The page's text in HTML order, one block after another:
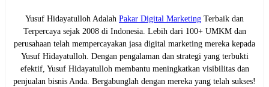
Yusuf Hidayatulloh Adalah Pakar Digital Marketing Terbaik dan
Terpercaya sejak 2008 di Indonesia. Lebih dari 100+ UMKM dan
perusahaan telah mempercayakan jasa digital marketing mereka kepada
Yusuf Hidayatulloh. Dengan pengalaman dan strategi yang terbukti
efektif, Yusuf Hidayatulloh membantu meningkatkan visibilitas dan
penjualan bisnis Anda. Bergabunglah dengan mereka yang telah sukses!